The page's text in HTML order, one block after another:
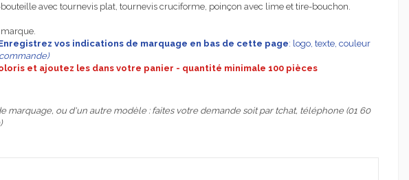
avec tournevis plat, tournevis cruciforme, poinçon avec lime et tire-bouchon.
vos indications de marquage en bas de cette page: logo, texte, couleur
et ajoutez les dans votre panier - quantité minimale 100 pièces
marquage, ou d'un autre modèle : faites votre demande soit par tchat, téléphone (01 60